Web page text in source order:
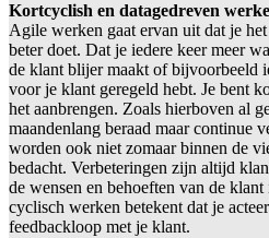
Kortcyclish en datagedreven
Agile werken gaat ervan uit dat je
beter doet. Dat je iedere keer meer
de klant blijer maakt of bijvoorbeeld
voor je klant geregeld hebt. Je bent
het aanbrengen. Zoals hierboven al
maandenlang beraad maar continue
worden ook niet zomaar binnen de
bedacht. Verbeteringen zijn altijd
de wensen en behoeften van de
cyclisch werken betekent dat je
feedbackloop met je klant.